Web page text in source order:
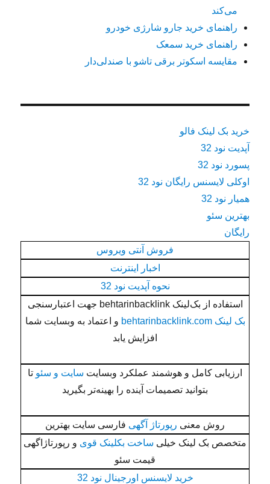
می‌کند
راهنمای خرید جارو شارژی خودرو
راهنمای خرید سمعک
مقایسه اسکوتر برقی تاشو با صندلی‌دار
خرید بک لینک فالو
آپدیت نود 32
پسورد نود 32
اوکلی لایسنس رایگان نود 32
همیار نود 32
بهترین سئو
رایگان
فروش آنتی ویروس
اخبار اینترنت
نحوه آپدیت نود 32
استفاده از بک‌لینک behtarinbacklink جهت اعتبارسنجی
بک لینک behtarinbacklink.com
و اعتماد به وبسایت شما
افزایش یابد
ارزیابی کامل و هوشمند عملکرد وبسایت سایت و سئو تا
بتوانید تصمیمات آینده را بهینه‌تر بگیرید
روش معنی رپورتاژ آگهی فارسی سایت بهترین
متخصص بک لینک خیلی ساخت بکلینک قوی و رپورتاژاگهی
قیمت سئو
خرید لایسنس اورجینال نود 32